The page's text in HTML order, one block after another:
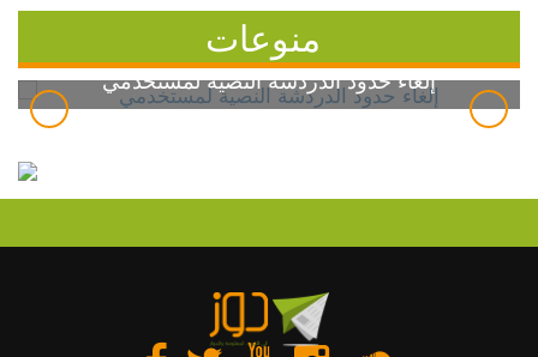
منوعات
إلغاء حدود الدردشة النصية لمستخدمي